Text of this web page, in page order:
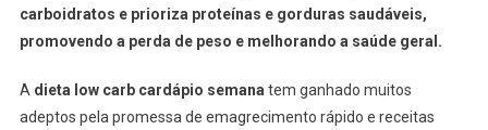
carboidratos e prioriza proteínas e gorduras saudáveis,
promovendo a perda de peso e melhorando a saúde geral.
A dieta low carb cardápio semana tem ganhado muitos
adeptos pela promessa de emagrecimento rápido e receitas